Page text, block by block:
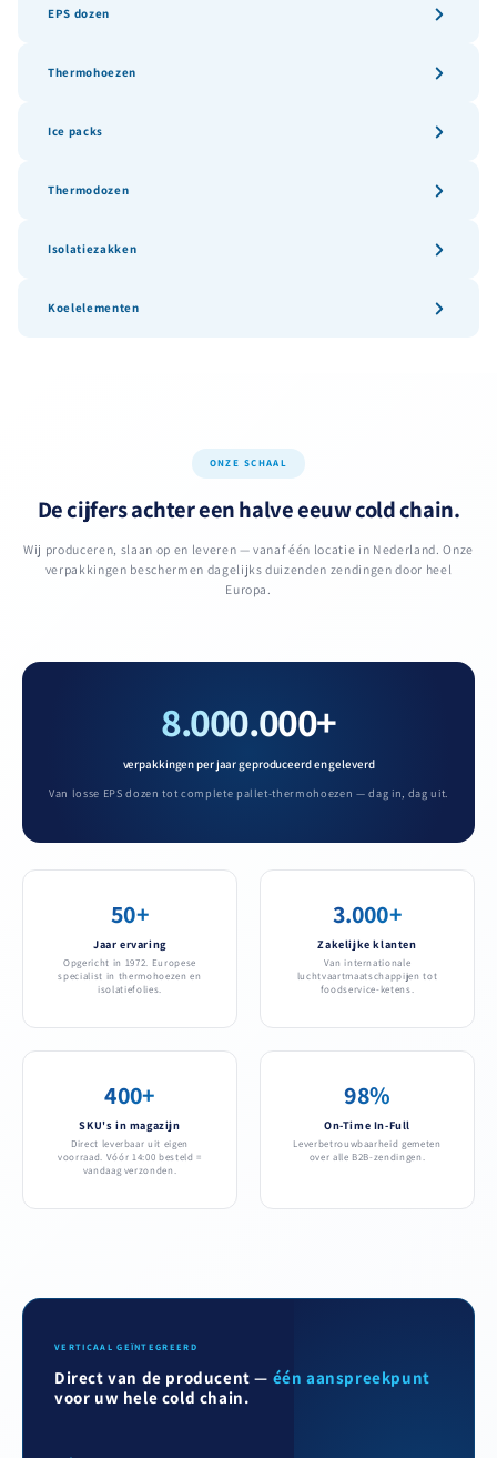
EPS dozen
Thermohoezen
Ice packs
Thermodozen
Isolatiezakken
Koelelementen
ONZE SCHAAL
De cijfers achter een halve eeuw cold chain.
Wij produceren, slaan op en leveren — vanaf één locatie in Nederland. Onze
verpakkingen beschermen dagelijks duizenden zendingen door heel
Europa.
8.000.000+
verpakkingen per jaar geproduceerd en geleverd
Van losse EPS dozen tot complete pallet-thermohoezen — dag in, dag uit.
50+
Jaar ervaring
Opgericht in 1972. Europese
specialist in thermohoezen en
isolatiefolies.
3.000+
Zakelijke klanten
Van internationale
luchtvaartmaatschappijen tot
foodservice-ketens.
400+
SKU's in magazijn
Direct leverbaar uit eigen
voorraad. Vóór 14:00 besteld =
vandaag verzonden.
98%
On-Time In-Full
Leverbetrouwbaarheid gemeten
over alle B2B-zendingen.
VERTICAAL GEÏNTEGREERD
Direct van de producent — één aanspreekpunt
voor uw hele cold chain.